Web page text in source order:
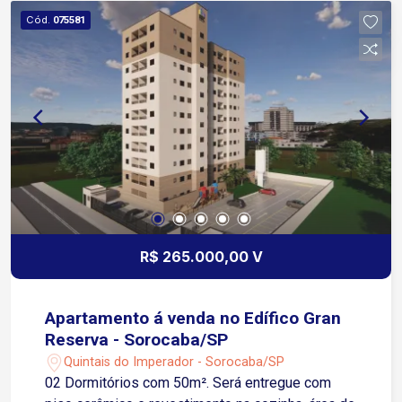
Cód. 075581
R$ 265.000,00 V
Apartamento á venda no Edífico Gran
Reserva - Sorocaba/SP
Quintais do Imperador - Sorocaba/SP
02 Dormitórios com 50m². Será entregue com